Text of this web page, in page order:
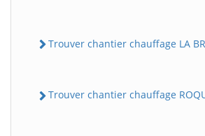
Trouver chantier chauffage LA
Trouver chantier chauffage